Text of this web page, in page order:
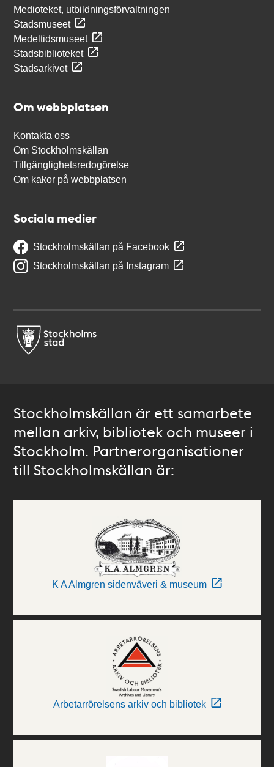
Medioteket, utbildningsförvaltningen
Stadsmuseet
Medeltidsmuseet
Stadsbiblioteket
Stadsarkivet
Om webbplatsen
Kontakta oss
Om Stockholmskällan
Tillgänglighetsredogörelse
Om kakor på webbplatsen
Sociala medier
Stockholmskällan på Facebook
Stockholmskällan på Instagram
Stockholmskällan är ett samarbete
mellan arkiv, bibliotek och museer i
Stockholm. Partnerorganisationer
till Stockholmskällan är:
K A Almgren sidenväveri & museum
Arbetarrörelsens arkiv och bibliotek